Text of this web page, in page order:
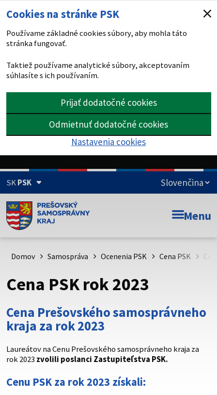
Cookies na stránke PSK
Používame základné cookies súbory, aby mohla táto
stránka fungovať.
Taktiež používame analytické súbory, akceptovaním
súhlasíte s ich používaním.
Prijať dodatočné cookies
Odmietnuť dodatočné cookies
Nastavenia cookies
SKPSK
Doména psk.sk je oficiálna
Toto je oficiálna webová stránka Prešovského
psk.sk.
cez zabezpečenú webovú stránku. Zabezpečená stránka
vždy začína https:// pred názvom domény webového sídla.
Menu
Domov Samospráva Ocenenia PSK Cena PSK
Cena PSK rok 2023
Cena Prešovského samosprávneho
kraja za rok 2023
Laureátov na Cenu Prešovského samosprávneho kraja za
rok 2023 zvolili poslanci Zastupiteľstva PSK.
Cenu PSK za rok 2023 získali: